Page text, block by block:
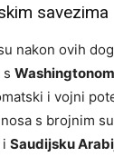
savezima
nakon ovih
s Washingtonom
i vojni
s brojnim
Saudijsku